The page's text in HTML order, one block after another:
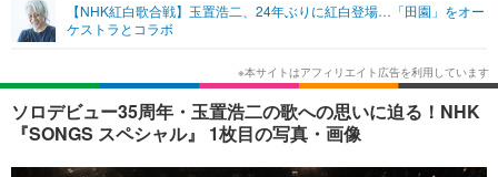
ショッピング その他
エンタメTOP
韓国・芸能
音楽 スポーツ
ライフ
ライフTOP グルメ
ペット ショッピング
その他
リリース一覧
プッシュ通知の停止方法
【NHK紅白歌合戦】玉置浩二、24年ぶりに紅白登場…「田園」をオー
ケストラとコラボ
ソロデビュー35周年・玉置浩二の歌への思いに迫る！NHK
『SONGS スペシャル』 1枚目の写真・画像